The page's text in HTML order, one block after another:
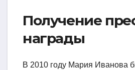
Получение
награды
В 2010 году Мария Иванова